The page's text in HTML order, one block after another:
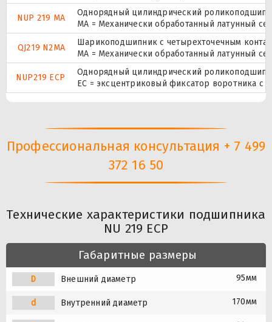
NUP 219 MA
Однорядный цилиндрический
MA = Механически обработанный латунный
QJ219 N2MA
Шарикоподшипник с четырехточечным
MA = Механически обработанный латунный
NUP219 ECP
Однорядный цилиндрический
ЕС = эксцентриковый фиксатор воротника с
Профессиональная консультация + 7 499
372 16 50
Технические характеристики подшипника
NU 219 ECP
Габаритные размеры
D Внешний диаметр 95мм
d Внутренний диаметр 170мм